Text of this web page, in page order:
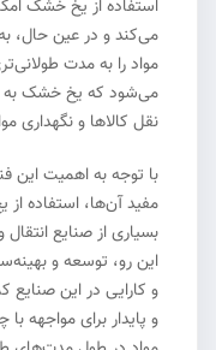
استفاده از یخ خشک
می‌کند و در عین حال،
مواد را به مدت
می‌شود که یخ خشک به
نقل کالاها و نگهداری
با توجه به اهمیت این
مفید آن‌ها، استفاده
بسیاری از صنایع
این رو، توسعه و
و کارایی در این صنایع
و پایدار برای